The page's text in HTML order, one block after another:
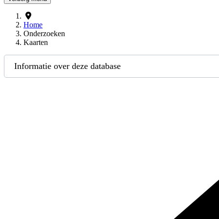
Home
Onderzoeken
Kaarten
Informatie over deze database